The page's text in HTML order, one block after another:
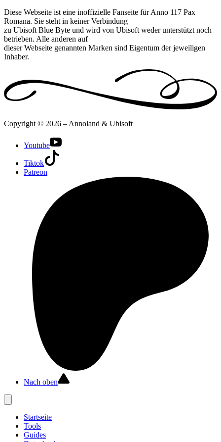
Diese Webseite ist eine inoffizielle Fanseite für Anno 117 Pax
Romana. Sie steht in keiner Verbindung
zu Ubisoft Blue Byte und wird von Ubisoft weder unterstützt noch
betrieben. Alle anderen auf
dieser Webseite genannten Marken sind Eigentum der jeweiligen
Inhaber.
Copyright © 2026 – Annoland & Ubisoft
Youtube
Tiktok
Patreon
Nach oben
Startseite
Tools
Guides